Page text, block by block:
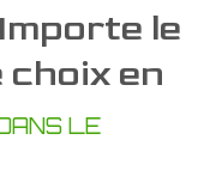
Importe le
en
LE